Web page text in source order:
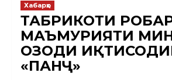
Хабарҳо
ТАБРИКОТИ
МАЪМУРИЯТИ
ОЗОДИ
«ПАНҶ»